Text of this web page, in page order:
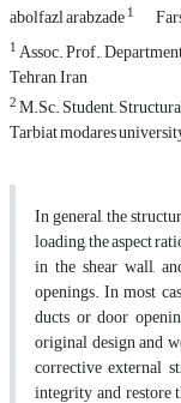
abolfazl arabzade1
1Assoc. Prof.,
Tehran, Iran
2M.Sc. Student,,
Tarbiat modares
In general, the
loading, the aspect
in the shear wall,
openings. In most
ducts or door
original design and
corrective external
integrity and restore